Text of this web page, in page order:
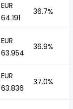
EUR
64.191
36.7%
EUR
63.954
36.9%
EUR
63.836
37.0%